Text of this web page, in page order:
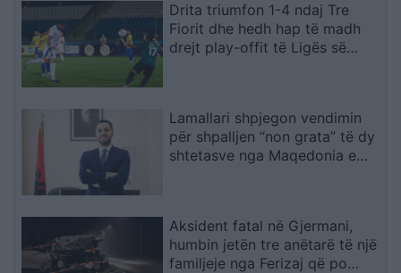
Drita triumfon 1-4 ndaj Tre
Fiorit dhe hedh hap të madh
drejt play-offit të Ligës së
Lamallari shpjegon vendimin
për shpalljen “non grata” të dy
shtetasve nga Maqedonia e
Aksident fatal në Gjermani,
humbin jetën tre anëtarë të një
familjeje nga Ferizaj që po